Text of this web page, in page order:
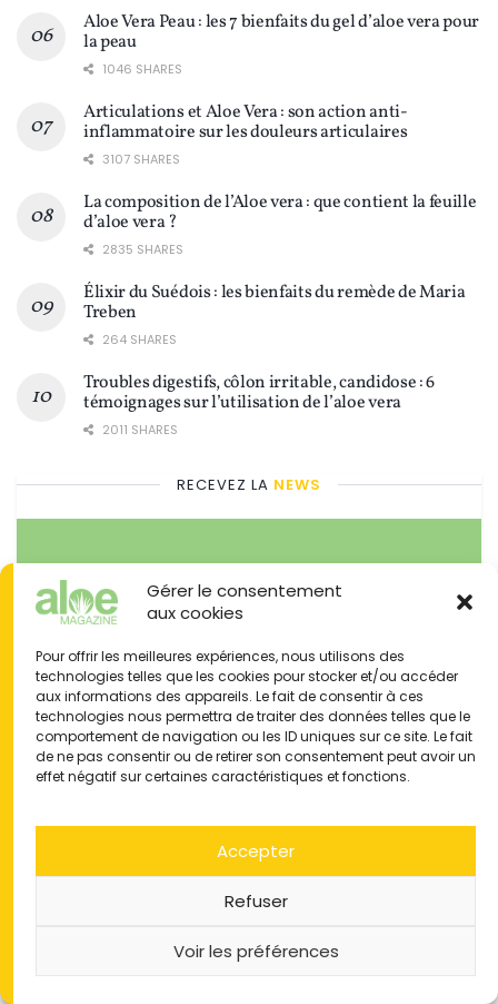
Gérer le consentement
aux cookies
Pour offrir les meilleures expériences, nous utilisons des
technologies telles que les cookies pour stocker et/ou accéder
aux informations des appareils. Le fait de consentir à ces
technologies nous permettra de traiter des données telles que le
comportement de navigation ou les ID uniques sur ce site. Le fait
de ne pas consentir ou de retirer son consentement peut avoir un
effet négatif sur certaines caractéristiques et fonctions.
Accepter
Refuser
Voir les préférences
Aloe Vera Peau : les 7 bienfaits du gel d’aloe vera pour
la peau
1046 SHARES
Articulations et Aloe Vera : son action anti-
inflammatoire sur les douleurs articulaires
3107 SHARES
La composition de l’Aloe vera : que contient la feuille
d’aloe vera ?
2835 SHARES
Élixir du Suédois : les bienfaits du remède de Maria
Treben
264 SHARES
Troubles digestifs, côlon irritable, candidose : 6
témoignages sur l’utilisation de l’aloe vera
2011 SHARES
RECEVEZ LA NEWS